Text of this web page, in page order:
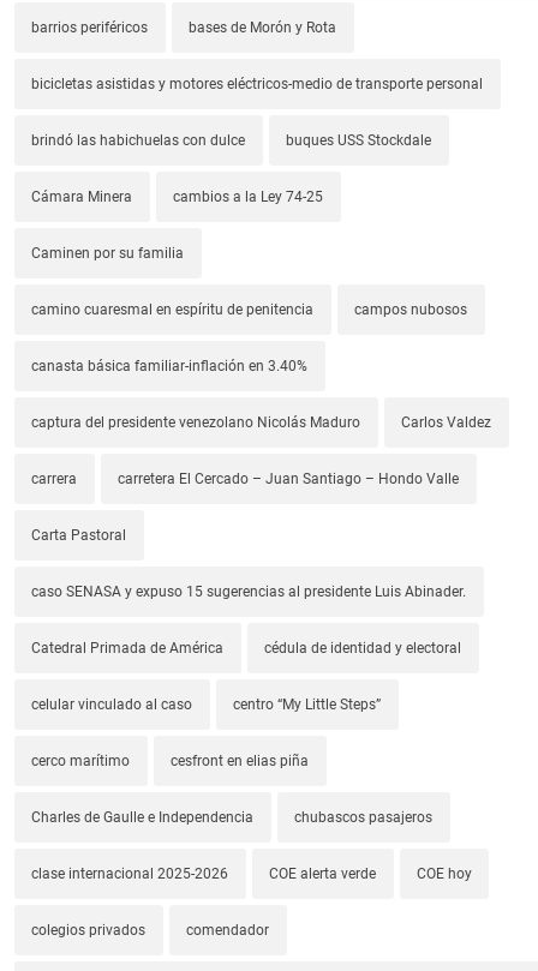
barrios periféricos bases de Morón y Rota
bicicletas asistidas y motores eléctricos-medio de transporte personal
brindó las habichuelas con dulce buques USS Stockdale
Cámara Minera cambios a la Ley 74-25
Caminen por su familia
camino cuaresmal en espíritu de penitencia campos nubosos
canasta básica familiar-inflación en 3.40%
captura del presidente venezolano Nicolás Maduro Carlos Valdez
carrera carretera El Cercado – Juan Santiago – Hondo Valle
Carta Pastoral
caso SENASA y expuso 15 sugerencias al presidente Luis Abinader.
Catedral Primada de América cédula de identidad y electoral
celular vinculado al caso centro “My Little Steps”
cerco marítimo cesfront en elias piña
Charles de Gaulle e Independencia chubascos pasajeros
clase internacional 2025-2026 COE alerta verde COE hoy
colegios privados comendador